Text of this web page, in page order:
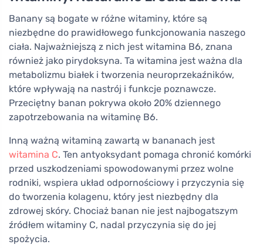
Banany są bogate w różne witaminy, które są
niezbędne do prawidłowego funkcjonowania naszego
ciała. Najważniejszą z nich jest witamina B6, znana
również jako pirydoksyna. Ta witamina jest ważna dla
metabolizmu białek i tworzenia neuroprzekaźników,
które wpływają na nastrój i funkcje poznawcze.
Przeciętny banan pokrywa około 20% dziennego
zapotrzebowania na witaminę B6.
Inną ważną witaminą zawartą w bananach jest
witamina C. Ten antyoksydant pomaga chronić komórki
przed uszkodzeniami spowodowanymi przez wolne
rodniki, wspiera układ odpornościowy i przyczynia się
do tworzenia kolagenu, który jest niezbędny dla
zdrowej skóry. Chociaż banan nie jest najbogatszym
źródłem witaminy C, nadal przyczynia się do jej
spożycia.